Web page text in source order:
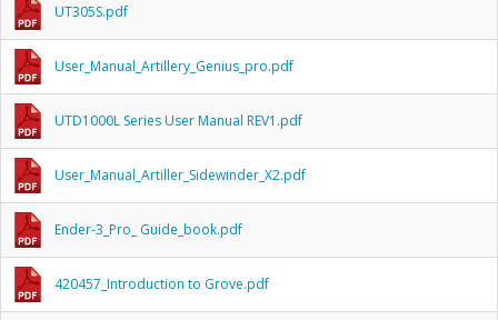
UT305S.pdf
User_Manual_Artillery_Genius_pro.pdf
UTD1000L Series User Manual REV1.pdf
User_Manual_Artiller_Sidewinder_X2.pdf
Ender-3_Pro_ Guide_book.pdf
420457_Introduction to Grove.pdf